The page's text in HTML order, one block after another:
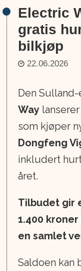
Electric
gratis
bilkjøp
22.06.2026
Den
Way
som kjøper
Dongfeng
inkludert
året.
Tilbudet gir
1.400
en samlet
Saldoen kan